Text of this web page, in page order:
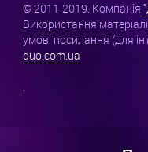
© 2011-2019. Компанія
Використання
умові посилання (для
duo.com.ua
.